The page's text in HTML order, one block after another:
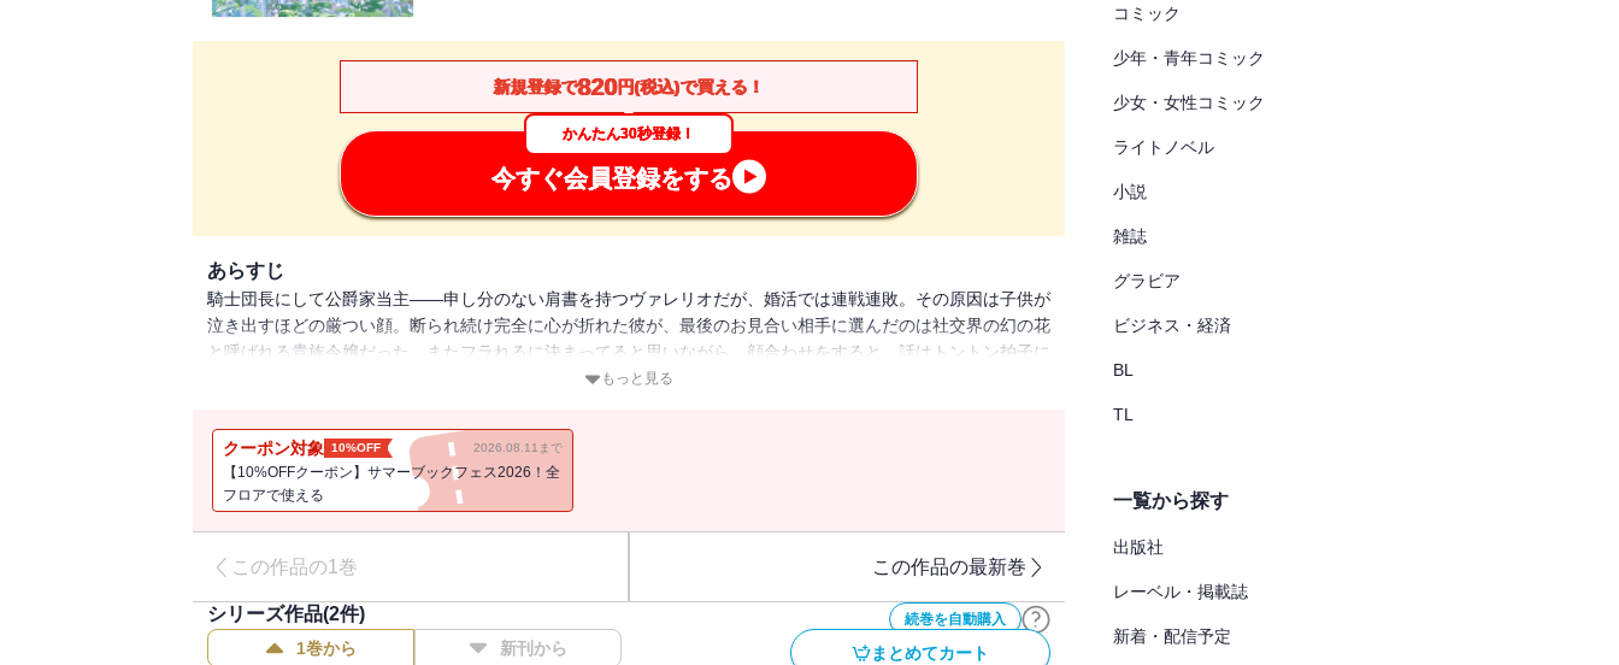
新規登録で820円(税込)で買える！
かんたん30秒登録！
今すぐ会員登録をする
あらすじ
騎士団長にして公爵家当主――申し分のない肩書を持つヴァレリオだが、婚活では連戦連敗。その原因は子供が
泣き出すほどの厳つい顔。断られ続け完全に心が折れた彼が、最後のお見合い相手に選んだのは社交界の幻の花
と呼ばれる貴族令嬢だった。またフラれるに決まってると思いながら、顔合わせをすると、話はトントン拍子に
進みなんと婚約が成立する！引く手数多のはずの幻の花がなぜ？そこには何やら秘密があるようで――。小説家
もっと見る
クーポン対象 10%OFF 2026.08.11まで
【10%OFFクーポン】サマーブックフェス2026！全
フロアで使える
この作品の1巻 この作品の最新巻
続巻を自動購入
シリーズ作品(2件)
1巻から 新刊から まとめてカート
コミック
少年・青年コミック
少女・女性コミック
ライトノベル
小説
雑誌
グラビア
ビジネス・経済
BL
TL
一覧から探す
出版社
レーベル・掲載誌
新着・配信予定